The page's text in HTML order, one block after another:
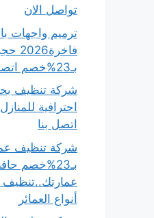
تواصل الان
ترميم واجهات
بـ23%خصم اتصل الان
شركة تنظيف
اتصل بنا
شركة تنظيف
بـ23%خصم
عمارتك..تنظيف
أنواع العمائر